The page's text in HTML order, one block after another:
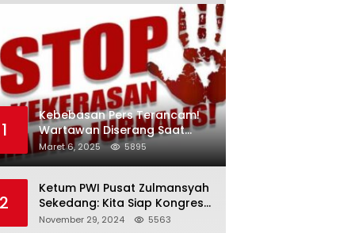
1
Kebebasan Pers Terancam!
Wartawan Diserang Saat
Investigasi Jaringan Obat
Terlarang
Maret 6, 2025 5895
2
Ketum PWI Pusat Zulmansyah
Sekedang: Kita Siap Kongres
PWI Sebelum 15 Desember
November 29, 2024 5563